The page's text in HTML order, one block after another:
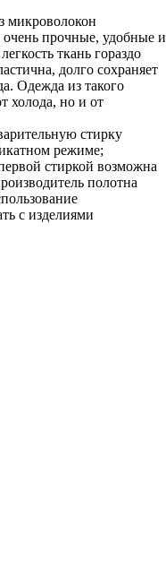
микроволокон
очень прочные, удобные и
ткань гораздо
долго сохраняет
Одежда из такого
холода, но и от
стирку
режиме;
стиркой возможна
полотна
с изделиями